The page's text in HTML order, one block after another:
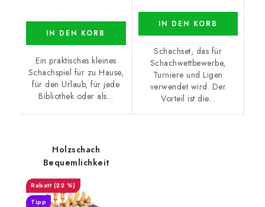
IN DEN KORB
Ein praktisches kleines
Schachspiel für zu Hause,
für den Urlaub, für jede
Bibliothek oder als...
IN DEN KORB
Schachset, das für
Schachwettbewerbe,
Turniere und Ligen
verwendet wird. Der
Vorteil ist die...
Holzschach
Bequemlichkeit
(22 %)
Tipp